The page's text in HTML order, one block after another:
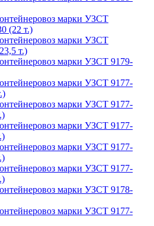
марки УЗСТ
(22 т.)
марки УЗСТ
т.)
марки УЗСТ 9179-
марки УЗСТ 9177-
марки УЗСТ 9177-
марки УЗСТ 9177-
марки УЗСТ 9177-
марки УЗСТ 9177-
марки УЗСТ 9178-
марки УЗСТ 9177-